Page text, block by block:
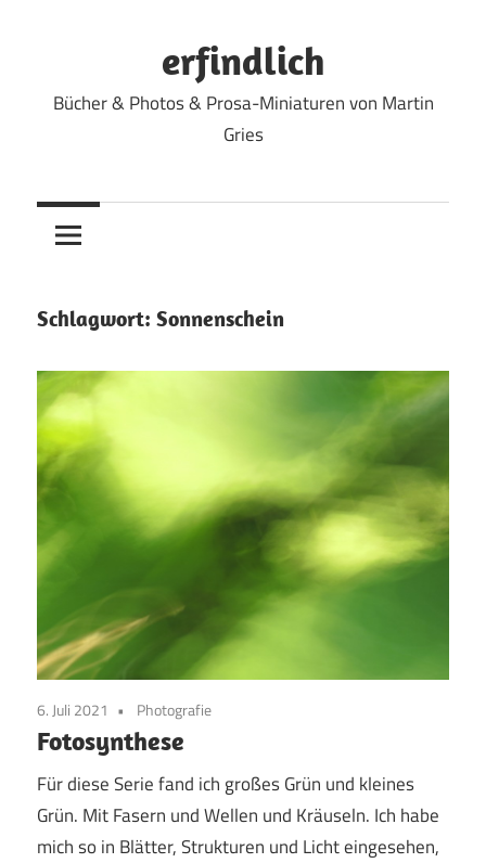
erfindlich
Bücher & Photos & Prosa-Miniaturen von Martin
Gries
Schlagwort: Sonnenschein
6. Juli 2021 Photografie
Fotosynthese
Für diese Serie fand ich großes Grün und kleines
Grün. Mit Fasern und Wellen und Kräuseln. Ich habe
mich so in Blätter, Strukturen und Licht eingesehen,